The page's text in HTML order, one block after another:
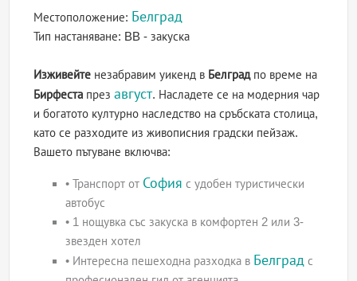
Местоположение: Белград
Тип настаняване: BB - закуска
Изживейте незабравим уикенд в Белградпо време на
Бирфеста презавгуст. Насладете се на модерния чар
и богатото културно наследство на сръбската столица,
като се разходите из живописния градски пейзаж.
Вашето пътуване включва:
• Транспорт от София с удобен туристически
автобус
• 1 нощувка със закуска в комфортен 2 или 3-
звезден хотел
• Интересна пешеходна разходка в Белград с